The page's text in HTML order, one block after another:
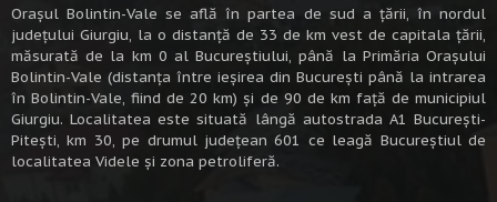
Oraşul Bolintin-Vale se află în partea de sud a ţării, în nordul
judeţului Giurgiu, la o distanţă de 33 de km vest de capitala țării,
măsurată de la km 0 al Bucureștiului, până la Primăria Orașului
Bolintin-Vale (distanța între ieșirea din București până la intrarea
în Bolintin-Vale, fiind de 20 km) şi de 90 de km faţă de municipiul
Giurgiu. Localitatea este situată lângă autostrada A1 Bucureşti-
Piteşti, km 30, pe drumul judeţean 601 ce leagă Bucureştiul de
localitatea Videle şi zona petroliferă.